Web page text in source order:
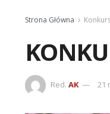
Strona Główna
Red. AK 21